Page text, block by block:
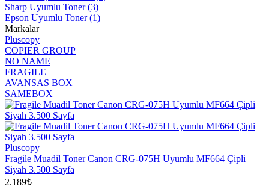
Sharp Uyumlu Toner(3)
Epson Uyumlu Toner(1)
Markalar
Pluscopy
COPIER GROUP
NO NAME
FRAGILE
AVANSAS BOX
SAMEBOX
Pluscopy
Fragile Muadil Toner Canon CRG-075H Uyumlu MF664 Çipli
Siyah 3.500 Sayfa
2.189₺